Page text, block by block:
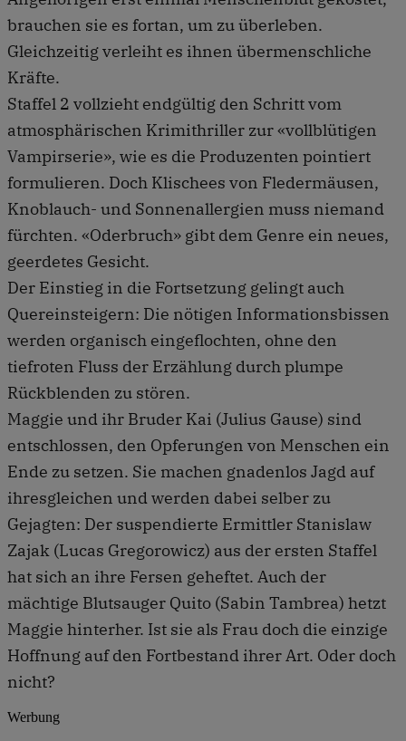
brauchen sie es fortan, um zu überleben.
Gleichzeitig verleiht es ihnen übermenschliche
Kräfte.
Staffel 2 vollzieht endgültig den Schritt vom
atmosphärischen Krimithriller zur «vollblütigen
Vampir­serie», wie es die Produzenten pointiert
formulieren. Doch Klischees von Fledermäusen,
Knoblauch- und Sonnenallergien muss niemand
fürchten. «Oderbruch» gibt dem Genre ein neues,
geerdetes Gesicht.
Der Einstieg in die Fortsetzung gelingt auch
Quereinsteigern: Die nötigen Informationsbissen
werden organisch eingeflochten, ohne den
tiefroten Fluss der Erzählung durch plumpe
Rückblenden zu stören.
Maggie und ihr Bruder Kai (Julius Gause) sind
entschlossen, den Opferungen von Menschen ein
Ende zu setzen. Sie machen gnadenlos Jagd auf
ihresgleichen und werden dabei selber zu
Gejagten: Der suspendierte Ermittler Stanislaw
Zajak (Lucas Gregorowicz) aus der ersten Staffel
hat sich an ihre Fersen geheftet. Auch der
mächtige Blutsauger Quito (Sabin Tambrea) hetzt
Maggie hinterher. Ist sie als Frau doch die einzige
Hoffnung auf den Fortbestand ihrer Art. Oder doch
nicht?
Werbung